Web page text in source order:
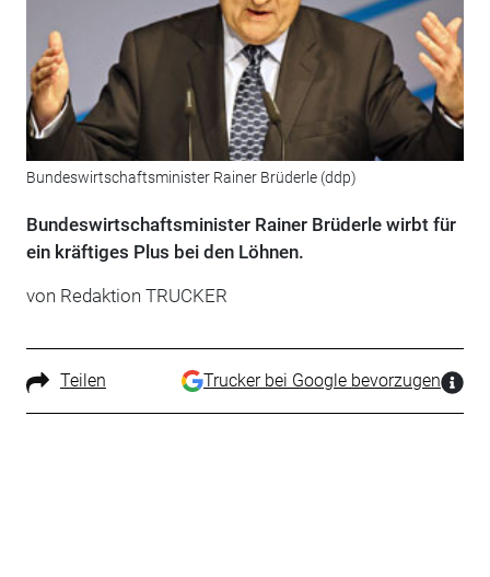
Bundeswirtschaftsminister Rainer Brüderle (ddp)
Bundeswirtschaftsminister Rainer Brüderle wirbt für
ein kräftiges Plus bei den Löhnen.
von Redaktion TRUCKER
Teilen Trucker bei Google bevorzugen